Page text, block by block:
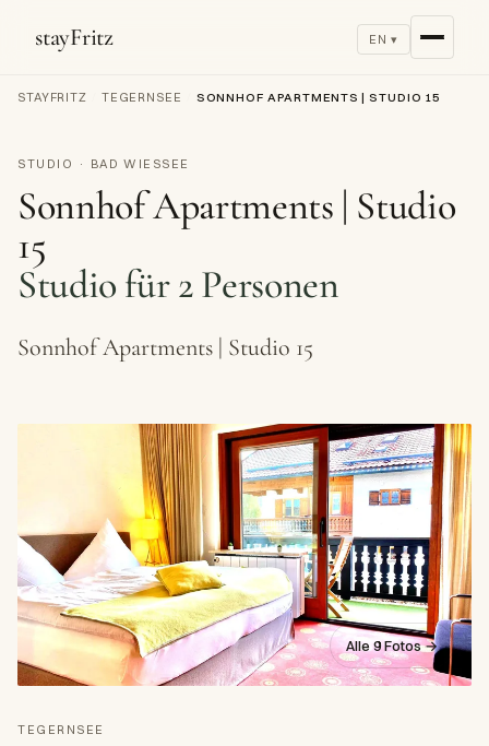
stayFritz EN ▾
STAYFRITZ TEGERNSEE SONNHOF APARTMENTS | STUDIO 15
STUDIO · BAD WIESSEE
Sonnhof Apartments | Studio
15
Studio für 2 Personen
Sonnhof Apartments | Studio 15
Alle 9 Fotos →
TEGERNSEE